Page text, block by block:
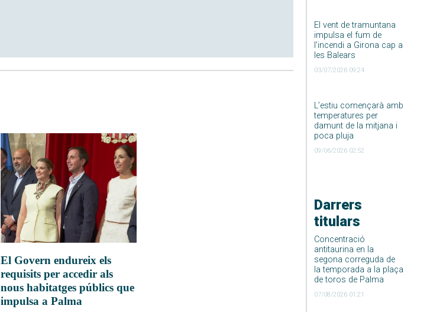
El vent de tramuntana
impulsa el fum de
l’incendi a Girona cap a
les Balears
03/07/2026 09:24
L’estiu començarà amb
temperatures per
damunt de la mitjana i
poca pluja
09/06/2026 02:52
Darrers
titulars
Concentració
antitaurina en la
segona correguda de
la temporada a la plaça
de toros de Palma
07/08/2026 01:21
El Govern endureix els
requisits per accedir als
nous habitatges públics que
impulsa a Palma